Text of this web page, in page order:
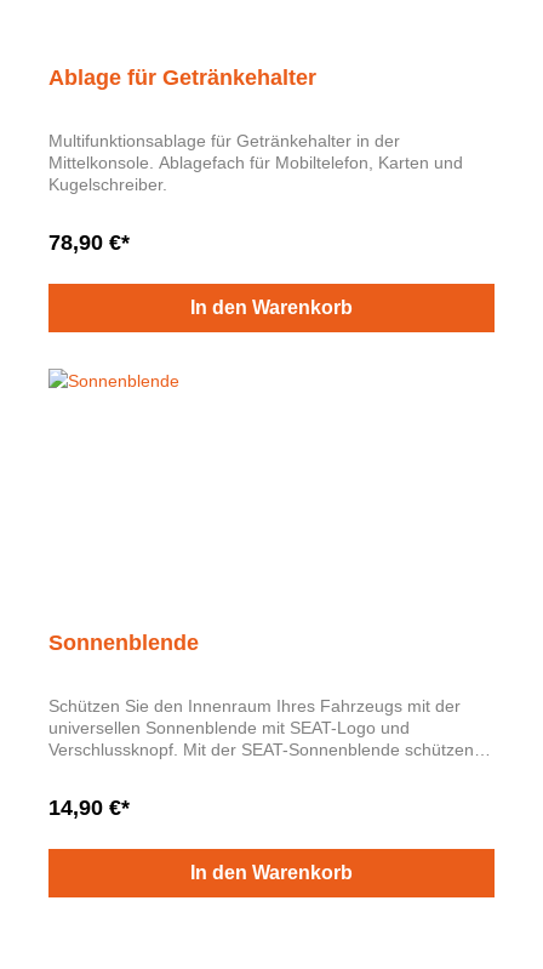
Ablage für Getränkehalter
Multifunktionsablage für Getränkehalter in der
Mittelkonsole. Ablagefach für Mobiltelefon, Karten und
Kugelschreiber.
78,90 €*
In den Warenkorb
Sonnenblende
Schützen Sie den Innenraum Ihres Fahrzeugs mit der
universellen Sonnenblende mit SEAT-Logo und
Verschlussknopf. Mit der SEAT-Sonnenblende schützen
Material: 80 % recycelter Kunststoff, mit einer Qualität von
14,90 €*
In den Warenkorb